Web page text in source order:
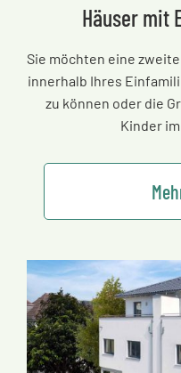
Häuser mit
Sie möchten eine
innerhalb Ihres
zu können oder die
Kinder